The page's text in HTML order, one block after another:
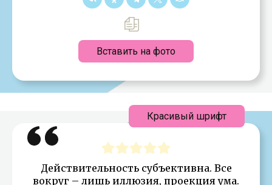
Вставить на фото
Действительность субъективна. Все
вокруг – лишь иллюзия, проекция ума.
Красивый шрифт